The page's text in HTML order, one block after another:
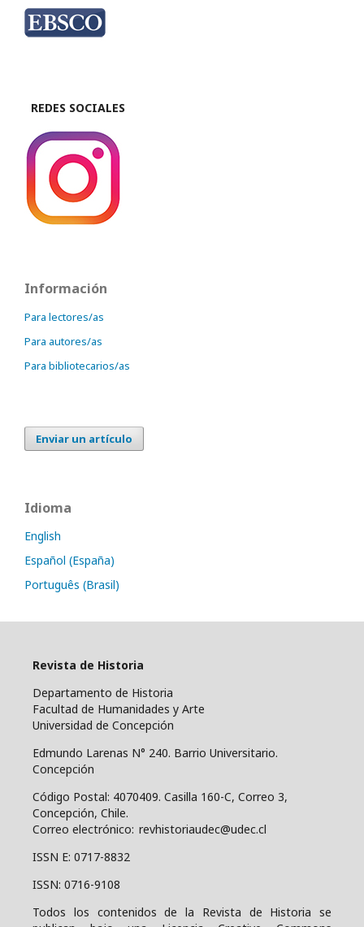
REDES SOCIALES
Información
Para lectores/as
Para autores/as
Para bibliotecarios/as
Enviar un artículo
Idioma
English
Español (España)
Português (Brasil)
Revista de Historia
Departamento de Historia
Facultad de Humanidades y Arte
Universidad de Concepción
Edmundo Larenas N° 240. Barrio Universitario.
Concepción
Código Postal: 4070409. Casilla 160-C, Correo 3,
Concepción, Chile.
Correo electrónico: revhistoriaudec@udec.cl
ISSN E: 0717-8832
ISSN: 0716-9108
Todos los contenidos de la Revista de Historia se